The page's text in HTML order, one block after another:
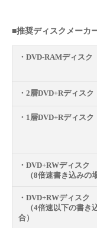
■推奨ディスクメーカ
・DVD-RAMディスク
・2層DVD+Rディスク
・1層DVD+Rディスク
・DVD+RWディスク
（8倍速書き込みの場
・DVD+RWディスク
（4倍速以下の書き
合）